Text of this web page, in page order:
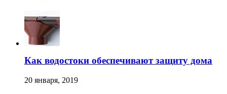
Как водостоки обеспечивают защиту дома
20 января, 2019